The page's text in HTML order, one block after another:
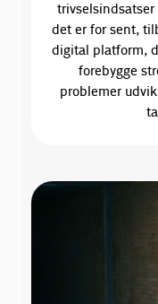
det er for sent,
digital platform,
forebygge
problemer